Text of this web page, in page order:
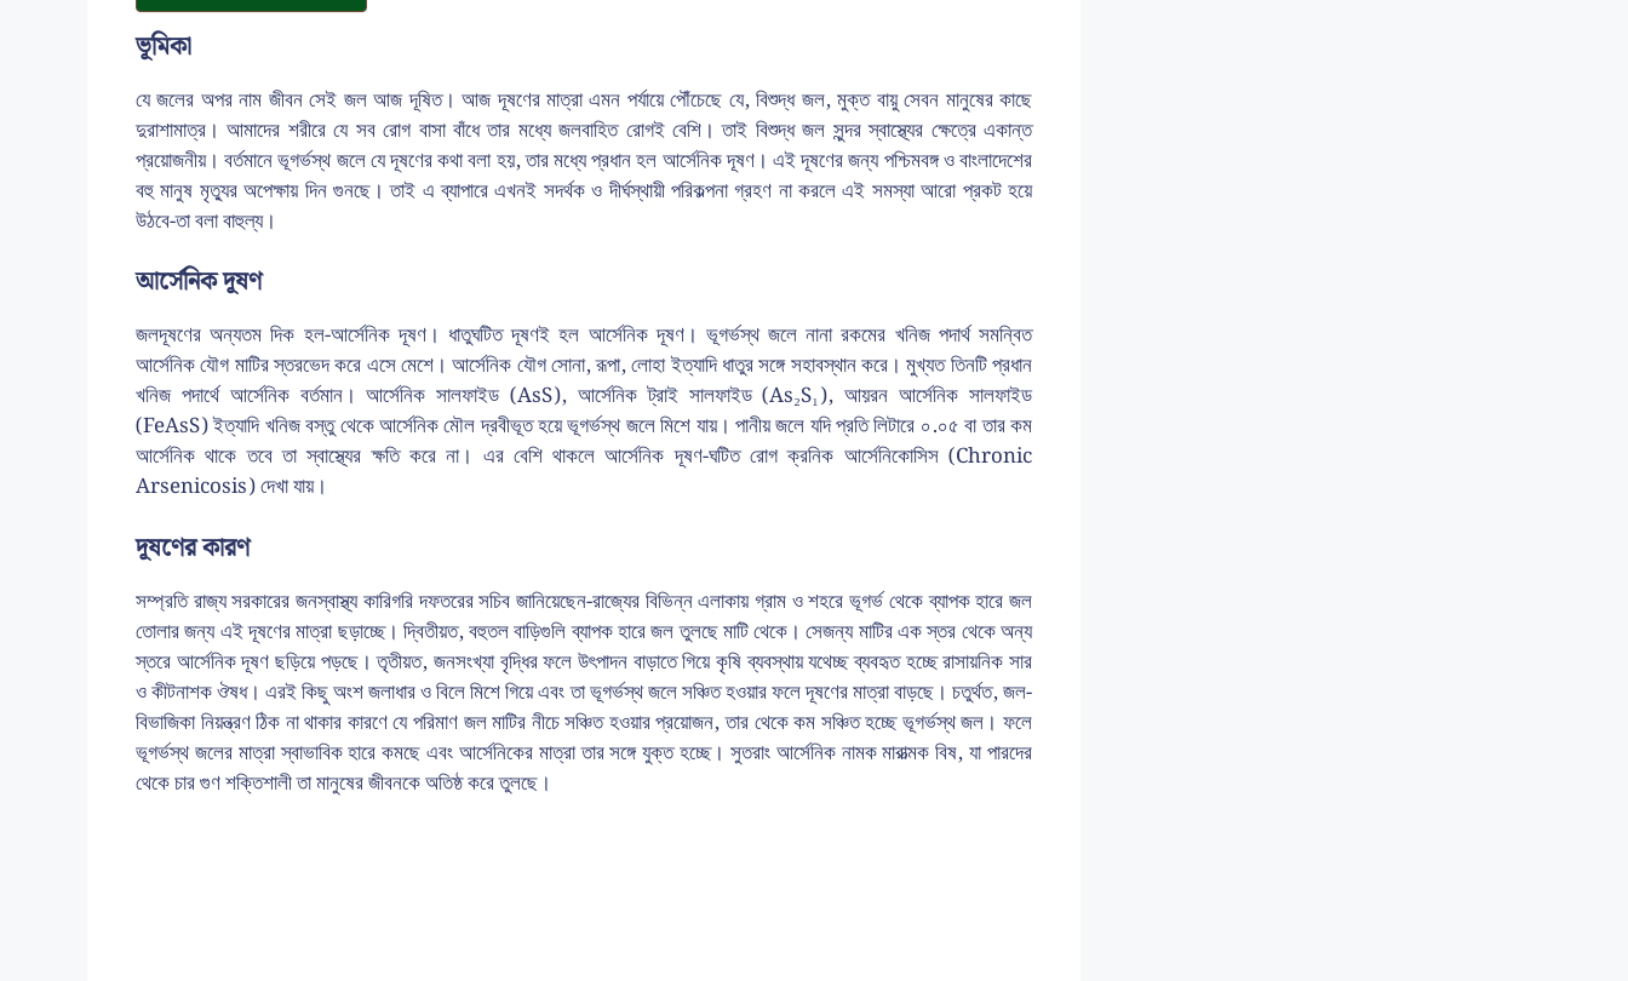
ভূমিকা
যে জলের অপর নাম জীবন সেই জল আজ দূষিত। আজ দূষণের মাত্রা এমন পর্যায়ে পৌঁচেছে যে, বিশুদ্ধ জল, মুক্ত বায়ু সেবন মানুষের কাছে
দুরাশামাত্র। আমাদের শরীরে যে সব রোগ বাসা বাঁধে তার মধ্যে জলবাহিত রোগই বেশি। তাই বিশুদ্ধ জল সুন্দর স্বাস্থ্যের ক্ষেত্রে একান্ত
প্রয়োজনীয়। বর্তমানে ভূগর্ভস্থ জলে যে দূষণের কথা বলা হয়, তার মধ্যে প্রধান হল আর্সেনিক দূষণ। এই দূষণের জন্য পশ্চিমবঙ্গ ও বাংলাদেশের
বহু মানুষ মৃত্যুর অপেক্ষায় দিন গুনছে। তাই এ ব্যাপারে এখনই সদর্থক ও দীর্ঘস্থায়ী পরিকল্পনা গ্রহণ না করলে এই সমস্যা আরো প্রকট হয়ে
উঠবে-তা বলা বাহুল্য।
আর্সেনিক দূষণ
জলদূষণের অন্যতম দিক হল-আর্সেনিক দূষণ। ধাতুঘটিত দূষণই হল আর্সেনিক দূষণ। ভূগর্ভস্থ জলে নানা রকমের খনিজ পদার্থ সমন্বিত
আর্সেনিক যৌগ মাটির স্তরভেদ করে এসে মেশে। আর্সেনিক যৌগ সোনা, রূপা, লোহা ইত্যাদি ধাতুর সঙ্গে সহাবস্থান করে। মুখ্যত তিনটি প্রধান
খনিজ পদার্থে আর্সেনিক বর্তমান। আর্সেনিক সালফাইড (AsS), আর্সেনিক ট্রাই সালফাইড (As₂S₁), আয়রন আর্সেনিক সালফাইড
(FeAsS) ইত্যাদি খনিজ বস্তু থেকে আর্সেনিক মৌল দ্রবীভূত হয়ে ভূগর্ভস্থ জলে মিশে যায়। পানীয় জলে যদি প্রতি লিটারে ০.০৫ বা তার কম
আর্সেনিক থাকে তবে তা স্বাস্থ্যের ক্ষতি করে না। এর বেশি থাকলে আর্সেনিক দূষণ-ঘটিত রোগ ক্রনিক আর্সেনিকোসিস (Chronic
Arsenicosis) দেখা যায়।
দূষণের কারণ
সম্প্রতি রাজ্য সরকারের জনস্বাস্থ্য কারিগরি দফতরের সচিব জানিয়েছেন-রাজ্যের বিভিন্ন এলাকায় গ্রাম ও শহরে ভূগর্ভ থেকে ব্যাপক হারে জল
তোলার জন্য এই দূষণের মাত্রা ছড়াচ্ছে। দ্বিতীয়ত, বহুতল বাড়িগুলি ব্যাপক হারে জল তুলছে মাটি থেকে। সেজন্য মাটির এক স্তর থেকে অন্য
স্তরে আর্সেনিক দূষণ ছড়িয়ে পড়ছে। তৃতীয়ত, জনসংখ্যা বৃদ্ধির ফলে উৎপাদন বাড়াতে গিয়ে কৃষি ব্যবস্থায় যথেচ্ছ ব্যবহৃত হচ্ছে রাসায়নিক সার
ও কীটনাশক ঔষধ। এরই কিছু অংশ জলাধার ও বিলে মিশে গিয়ে এবং তা ভূগর্ভস্থ জলে সঞ্চিত হওয়ার ফলে দূষণের মাত্রা বাড়ছে। চতুর্থত, জল-
বিভাজিকা নিয়ন্ত্রণ ঠিক না থাকার কারণে যে পরিমাণ জল মাটির নীচে সঞ্চিত হওয়ার প্রয়োজন, তার থেকে কম সঞ্চিত হচ্ছে ভূগর্ভস্থ জল। ফলে
ভূগর্ভস্থ জলের মাত্রা স্বাভাবিক হারে কমছে এবং আর্সেনিকের মাত্রা তার সঙ্গে যুক্ত হচ্ছে। সুতরাং আর্সেনিক নামক মারাত্মক বিষ, যা পারদের
থেকে চার গুণ শক্তিশালী তা মানুষের জীবনকে অতিষ্ঠ করে তুলছে।